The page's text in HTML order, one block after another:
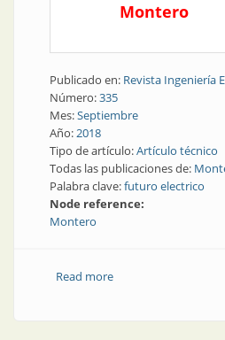
Montero
Publicado en: Revista Ingeniería
Número:335
Mes:Septiembre
Año:2018
Tipo de artículo:Artículo técnico
Todas las publicaciones de:
Palabra clave:futuro electrico
Node reference:
Montero
Read moreabout Artículo de